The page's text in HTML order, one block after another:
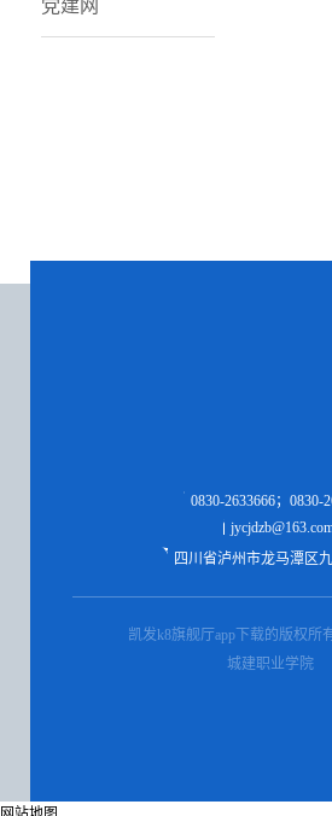
党建网
0830-2633666；0830-
四川省泸州市龙马潭区
凯发k8旗舰厅app下载的版权所
城建职业学院